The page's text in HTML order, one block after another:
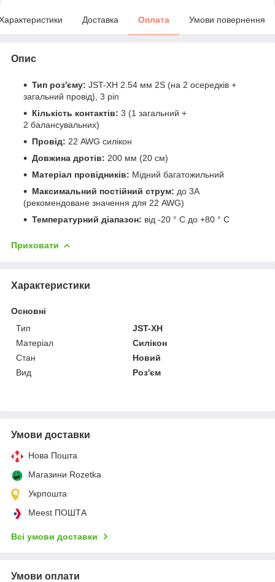
Доставка Оплата Умови повернення
Опис
Тип роз'єму: JST-XH 2.54 мм 2S (на 2 осередків +
загальний провід), 3 pin
Кількість контактів: 3 (1 загальний +
2 балансувальних)
Провід: 22 AWG силікон
Довжина дротів: 200 мм (20 см)
Матеріал провідників: Мідний багатожильний
Максимальний постійний струм: до 3А
(рекомендоване значення для 22 AWG)
Температурний діапазон: від -20 ° C до +80 ° C
Приховати
Характеристики
Основні
Тип
JST-XH
Матеріал
Силікон
Стан
Новий
Вид
Роз'єм
Умови доставки
Нова Пошта
Магазини Rozetka
Укрпошта
Meest ПОШТА
Всі умови доставки
Умови оплати